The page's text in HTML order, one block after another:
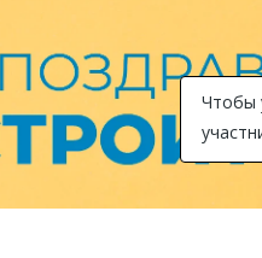
Подписка на
Чтобы